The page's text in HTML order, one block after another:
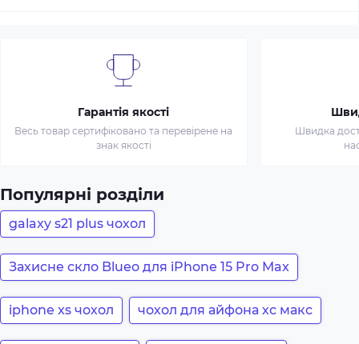
Гарантія якості
Весь товар сертифіковано та перевірене на
знак якості
Швидка
Популярні розділи
galaxy s21 plus чохол
Захисне скло Blueo для iPhone 15 Pro Max
iphone xs чохол чохол для айфона хс макс